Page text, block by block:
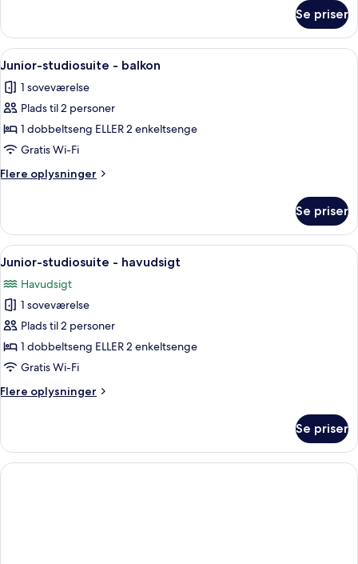
dobbeltværelse
balkon
havudsigt
Se priser
Indlæs
alle
billeder
af
Junior-
studiosuite
-
balkon
Minibar, pengeskab på værelset,
8
Junior-studiosuite - balkon
1 soveværelse
Plads til 2 personer
1 dobbeltseng ELLER 2 enkeltsenge
Gratis Wi-Fi
Flere oplysninger
Flere
studiosuite
balkon
Se priser
Indlæs
alle
billeder
af
Junior-
studiosuite
-
Minibar, pengeskab på værelset,
3
Junior-studiosuite - havudsigt
Havudsigt
1 soveværelse
Plads til 2 personer
1 dobbeltseng ELLER 2 enkeltsenge
Gratis Wi-Fi
Flere oplysninger
Flere
studiosuite
havudsigt
Se priser